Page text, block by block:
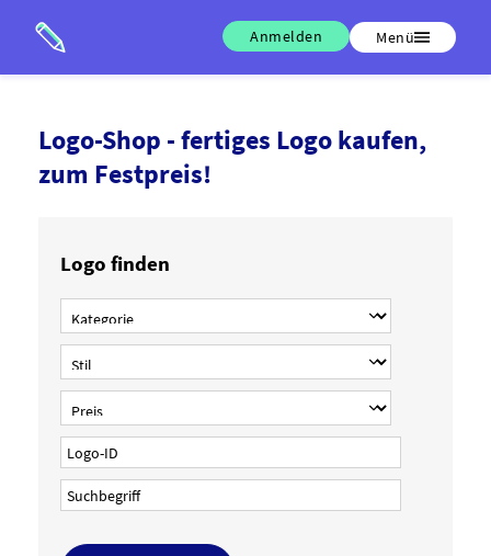
Anmelden Menü
Logo-Shop - fertiges Logo kaufen,
zum Festpreis!
Logo finden